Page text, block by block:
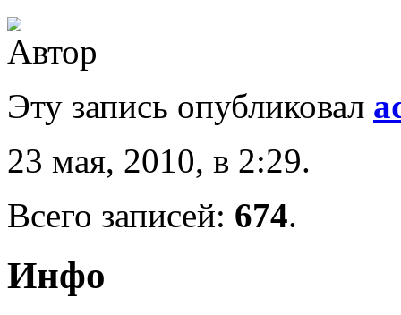
Эту запись опубликовал
23 мая, 2010, в 2:29.
Всего записей: 674.
Инфо